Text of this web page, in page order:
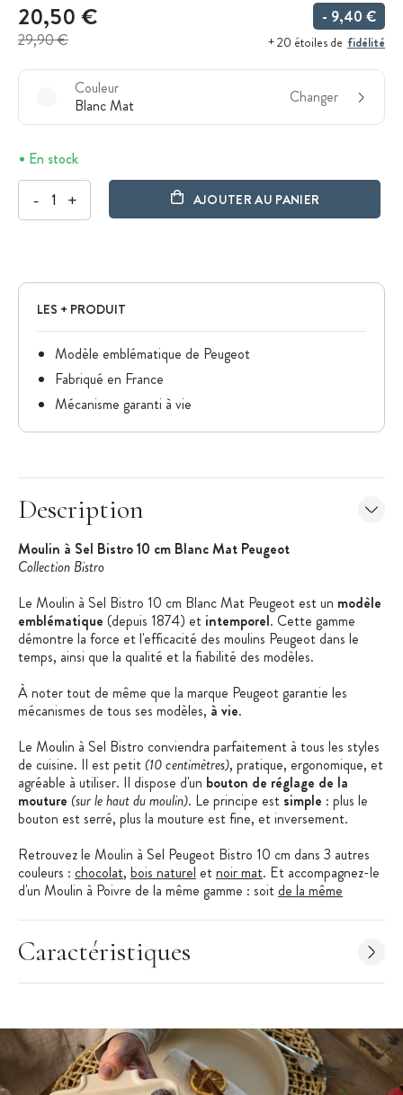
20,50 €
29,90 €
- 9,40 €
+ 20 étoiles de fidélité
Couleur
Blanc Mat
Changer
En stock
- + AJOUTER AU PANIER
LES + PRODUIT
Modèle emblématique de Peugeot
Fabriqué en France
Mécanisme garanti à vie
Description
Moulin à Sel Bistro 10 cm Blanc Mat Peugeot
Collection Bistro
Le Moulin à Sel Bistro 10 cm Blanc Mat Peugeot est un modèle
emblématique (depuis 1874) et intemporel. Cette gamme
démontre la force et l'efficacité des moulins Peugeot dans le
temps, ainsi que la qualité et la fiabilité des modèles.
À noter tout de même que la marque Peugeot garantie les
mécanismes de tous ses modèles, à vie.
Le Moulin à Sel Bistro conviendra parfaitement à tous les styles
de cuisine. Il est petit (10 centimètres), pratique, ergonomique, et
agréable à utiliser. Il dispose d'un bouton de réglage de la
mouture (sur le haut du moulin). Le principe est simple : plus le
bouton est serré, plus la mouture est fine, et inversement.
Retrouvez le Moulin à Sel Peugeot Bistro 10 cm dans 3 autres
couleurs : chocolat, bois naturel etnoir mat. Et accompagnez-le
d'un Moulin à Poivre de la même gamme : soit de la même
natureletnoir mat).
Vous trouverez également la Salière Bistro Peugeot (couleur
chocolatoubois naturel).
1840. La marque Peugeot est bien sûr connue pour ses voitures,
mais elle est surtout reconnue dans les cuisines des grands chefs,
et des amateurs de cuisine ! À l'usine de Quingey (dans le
Doubs), tout est réalisé sur place : le design, le développement
Caractéristiques